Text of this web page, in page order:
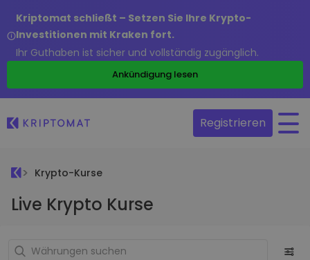
Kriptomat schließt – Setzen Sie Ihre Krypto-
Investitionen mit Kraken fort.
Ihr Guthaben ist sicher und vollständig zugänglich.
Ankündigung lesen
Registrieren
Krypto-Kurse
Live Krypto Kurse